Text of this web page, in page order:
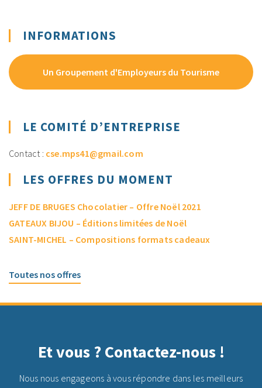
INFORMATIONS
Un Groupement d'Employeurs du Tourisme
LE COMITÉ D’ENTREPRISE
Contact : cse.mps41@gmail.com
LES OFFRES DU MOMENT
JEFF DE BRUGES Chocolatier – Offre Noël 2021
GATEAUX BIJOU – Éditions limitées de Noël
SAINT-MICHEL – Compositions formats cadeaux
Toutes nos offres
Et vous ? Contactez-nous !
Nous nous engageons à vous répondre dans les meilleurs